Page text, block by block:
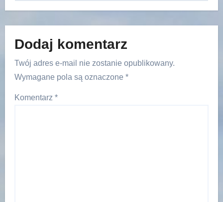
Dodaj komentarz
Twój adres e-mail nie zostanie opublikowany.
Wymagane pola są oznaczone *
Komentarz *